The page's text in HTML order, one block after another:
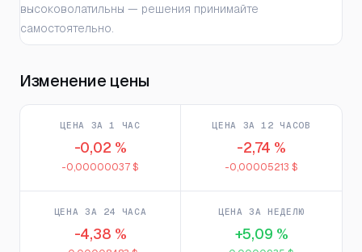
высоковолатильны — решения принимайте
самостоятельно.
Изменение цены
ЦЕНА ЗА 1 ЧАС
-0,02 %
-0,00000037 $
ЦЕНА ЗА 12 ЧАСОВ
-2,74 %
-0,00005213 $
ЦЕНА ЗА 24 ЧАСА
-4,38 %
ЦЕНА ЗА НЕДЕЛЮ
+5,09 %